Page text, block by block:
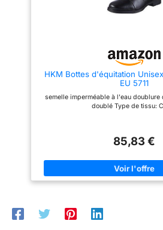
HKM Bottes d'équitation
EU 5711
semelle imperméable à l'eau doublure
doublé Type de tissu:
85,83 €